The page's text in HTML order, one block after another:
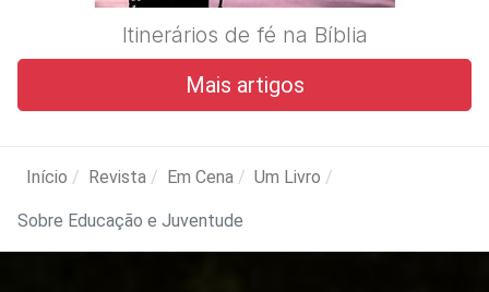
Itinerários de fé na Bíblia
Mais artigos
Início Revista Em Cena Um Livro
Sobre Educação e Juventude